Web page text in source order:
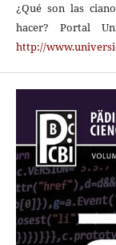
¿Qué son las
hacer? Portal
http://